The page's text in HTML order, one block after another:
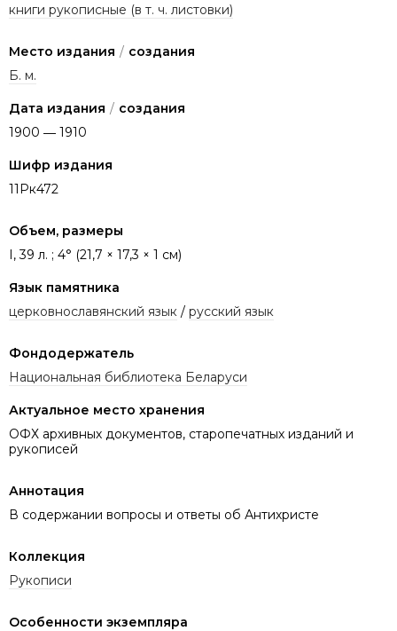
книги рукописные (в т. ч. листовки)
Место издания / создания
Б. м.
Дата издания / создания
1900 ― 1910
Шифр издания
11Рк472
Объем, размеры
І, 39 л. ; 4° (21,7 × 17,3 × 1 см)
Язык памятника
церковнославянский язык / русский язык
Фондодержатель
Национальная библиотека Беларуси
Актуальное место хранения
ОФХ архивных документов, старопечатных изданий и
рукописей
Аннотация
В содержании вопросы и ответы об Антихристе
Коллекция
Рукописи
Особенности экземпляра